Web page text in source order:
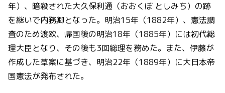
年）、暗殺された大久保利通（おおくぼ としみち）の跡
を継いで内務卿となった。明治15年（1882年）、憲法調
査のため渡欧、帰国後の明治18年（1885年）には初代総
理大臣となり、その後も3回総理を務めた。また、伊藤が
作成した草案に基づき、明治22年（1889年）に大日本帝
国憲法が発布された。